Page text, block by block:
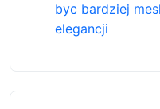
byc bardziej
elegancji